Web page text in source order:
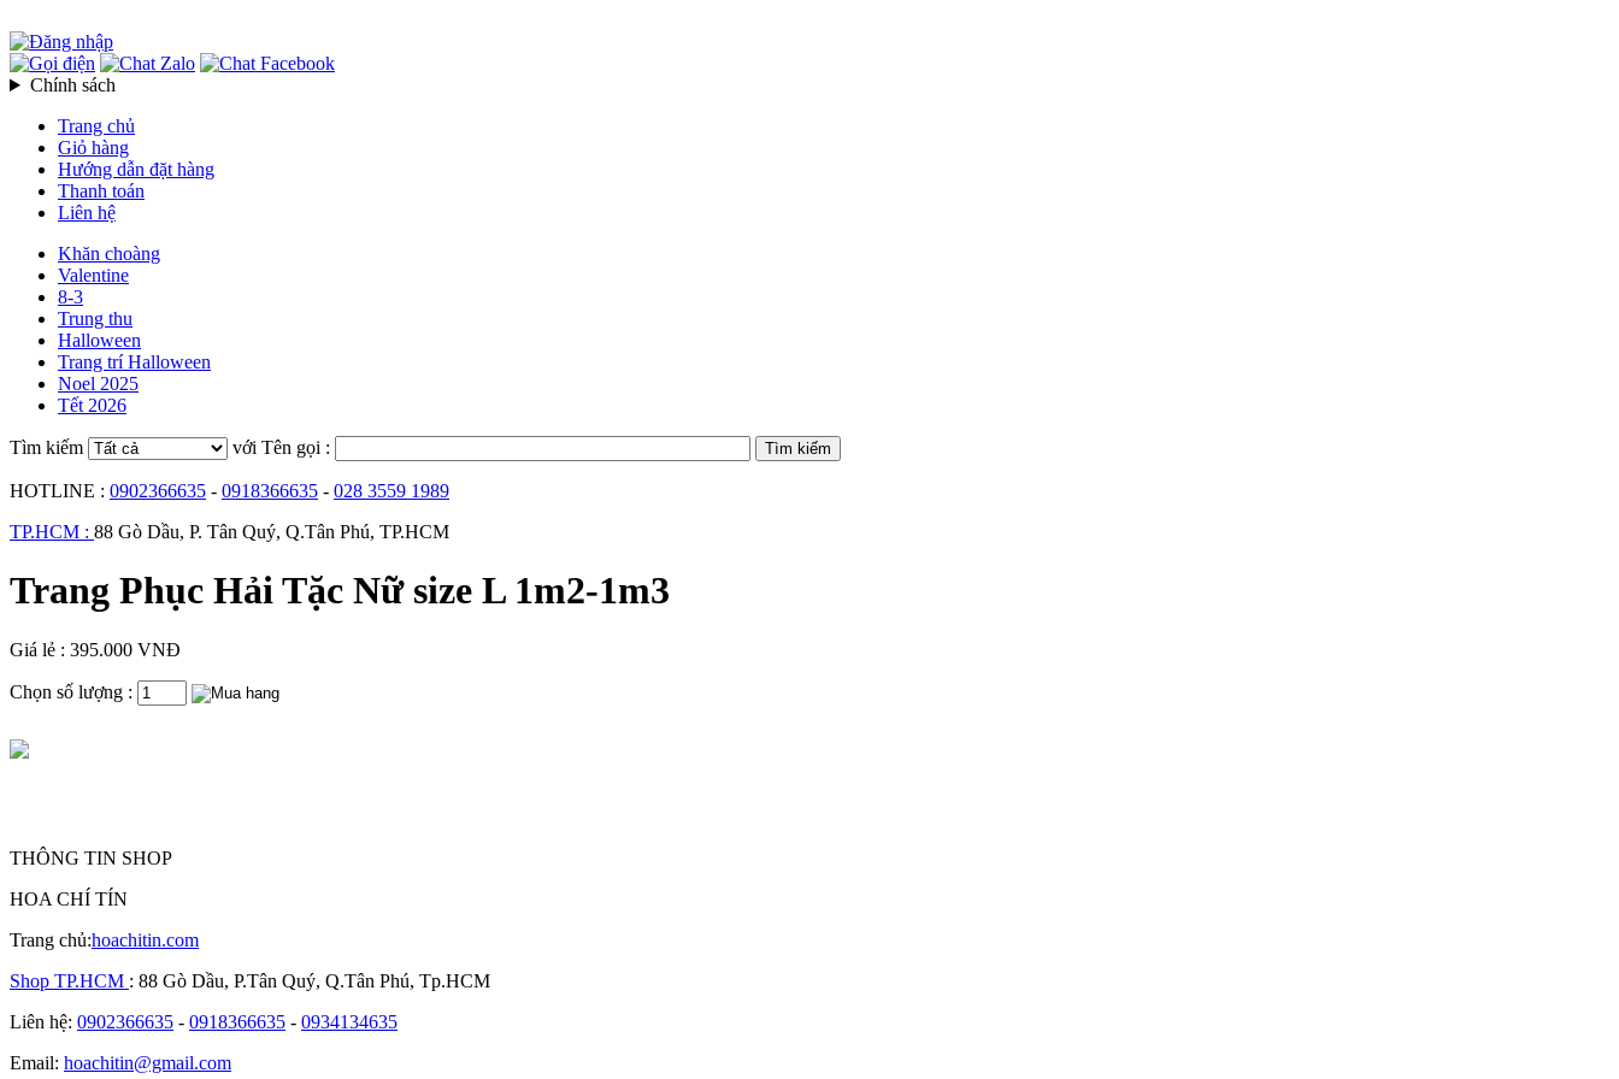
Chính sách
Trang chủ
Giỏ hàng
Hướng dẫn đặt hàng
Thanh toán
Liên hệ
Khăn choàng
Valentine
8-3
Trung thu
Halloween
Trang trí Halloween
Noel 2025
Tết 2026
Tìm kiếm với Tên gọi :
HOTLINE : 0902366635 - 0918366635 - 028 3559 1989
TP.HCM : 88 Gò Dầu, P. Tân Quý, Q.Tân Phú, TP.HCM
Trang Phục Hải Tặc Nữ size L 1m2-1m3
Giá lẻ : 395.000 VNĐ
Chọn số lượng :
THÔNG TIN SHOP
HOA CHÍ TÍN
Trang chủ:hoachitin.com
Shop TP.HCM : 88 Gò Dầu, P.Tân Quý, Q.Tân Phú, Tp.HCM
Liên hệ: 0902366635 - 0918366635 - 0934134635
Email: hoachitin@gmail.com